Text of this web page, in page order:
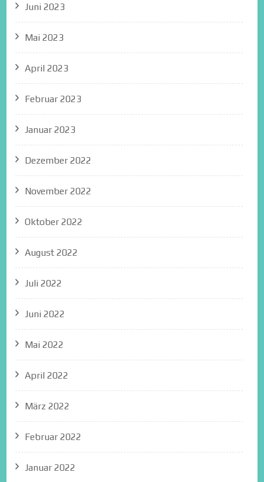
Juni 2023
Mai 2023
April 2023
Februar 2023
Januar 2023
Dezember 2022
November 2022
Oktober 2022
August 2022
Juli 2022
Juni 2022
Mai 2022
April 2022
März 2022
Februar 2022
Januar 2022